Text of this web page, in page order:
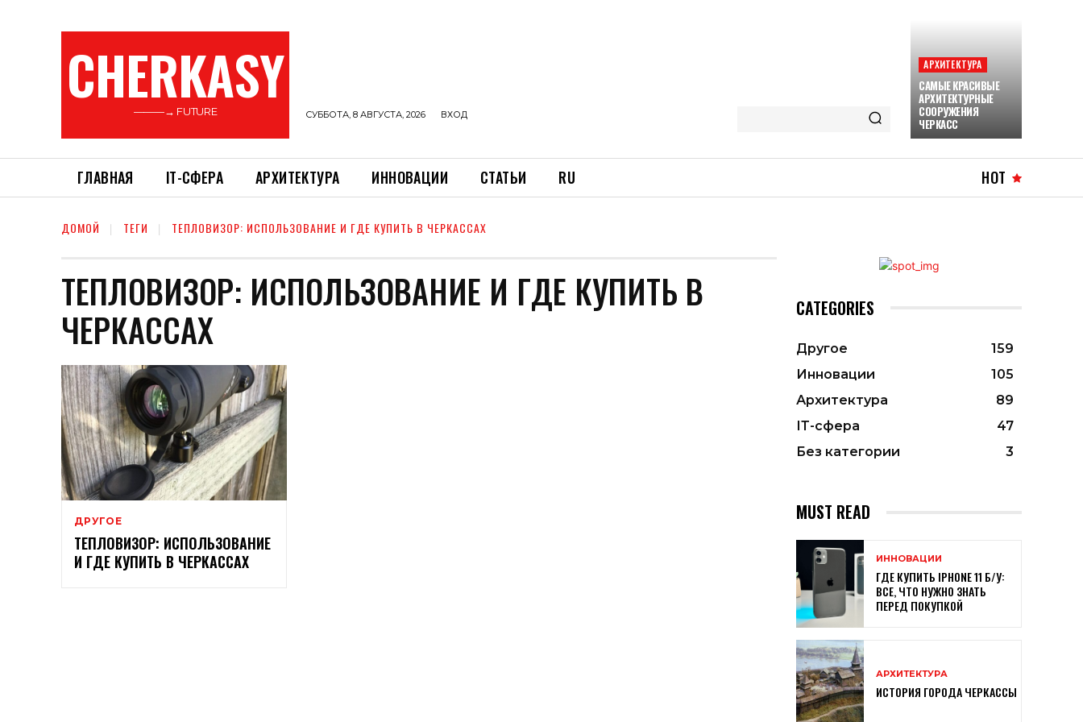
CHERKASY
———→ FUTURE СУББОТА, 8 АВГУСТА, 2026 ВХОД
АРХИТЕКТУРА
САМЫЕ КРАСИВЫЕ
АРХИТЕКТУРНЫЕ
СООРУЖЕНИЯ
ЧЕРКАСС
ГЛАВНАЯ ІТ-СФЕРА АРХИТЕКТУРА ИННОВАЦИИ СТАТЬИ RU HOT
ДОМОЙ ТЕГИ ТЕПЛОВИЗОР: ИСПОЛЬЗОВАНИЕ И ГДЕ КУПИТЬ В ЧЕРКАССАХ
ТЕПЛОВИЗОР: ИСПОЛЬЗОВАНИЕ И ГДЕ КУПИТЬ В
ЧЕРКАССАХ
ДРУГОЕ
ТЕПЛОВИЗОР: ИСПОЛЬЗОВАНИЕ
И ГДЕ КУПИТЬ В ЧЕРКАССАХ
CATEGORIES
Другое
159
Инновации
105
Архитектура
89
ІТ-сфера
47
Без категории
3
MUST READ
ИННОВАЦИИ
ГДЕ КУПИТЬ IPHONE 11 Б/У:
ВСЕ, ЧТО НУЖНО ЗНАТЬ
ПЕРЕД ПОКУПКОЙ
АРХИТЕКТУРА
ИСТОРИЯ ГОРОДА ЧЕРКАССЫ